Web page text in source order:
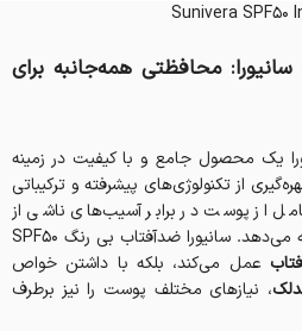
Sunivera SPF50
محافظتی همه‌جانبه برای
یک محصول جامع و با کیفیت در زمینه
از تکنولوژی‌های پیشرفته و ترکیباتی
از پوست در برابر آسیب‌های ناشی از
اشعه‌های مضر خورشید را ارائه می‌دهد. سانیورا ضدآفتاب بی رنگ SPF50
عمل می‌کند، بلکه با داشتن خواص
، نیازهای مختلف پوست را نیز برطرف